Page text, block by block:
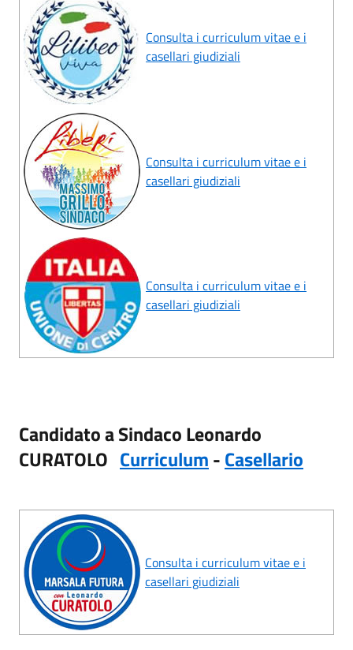
Consulta i curriculum vitae e i
casellari giudiziali
Consulta i curriculum vitae e i
casellari giudiziali
Consulta i curriculum vitae e i
casellari giudiziali
Candidato a SindacoLeonardo
CURATOLO Curriculum-Casellario
Consulta i curriculum vitae e i
casellari giudiziali